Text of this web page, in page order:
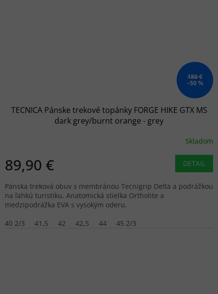
180 €
–50 %
TECNICA Pánske trekové topánky FORGE HIKE GTX MS
dark grey/burnt orange - grey
Skladom
89,90 € DETAIL
Pánska treková obuv s membránou Tecnigrip Delta a podrážkou
na ľahkú turistiku. Anatomická stielka Ortholite a
medzipodrážka EVA s vysokým oderu.
40 2/3
41,5 42 42,5 44 45 2/3